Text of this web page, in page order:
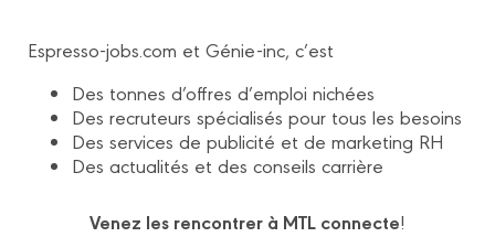
Espresso-jobs.com et Génie-inc, c’est
Des tonnes d’offres d’emploi nichées
Des recruteurs spécialisés pour tous les besoins
Des services de publicité et de marketing RH
Des actualités et des conseils carrière
Venez les rencontrer à MTL connecte!